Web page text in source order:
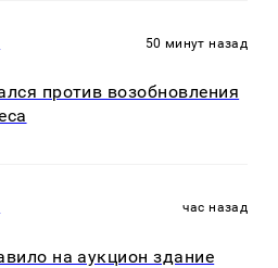
50 минут назад
против возобновления
час назад
на аукцион здание